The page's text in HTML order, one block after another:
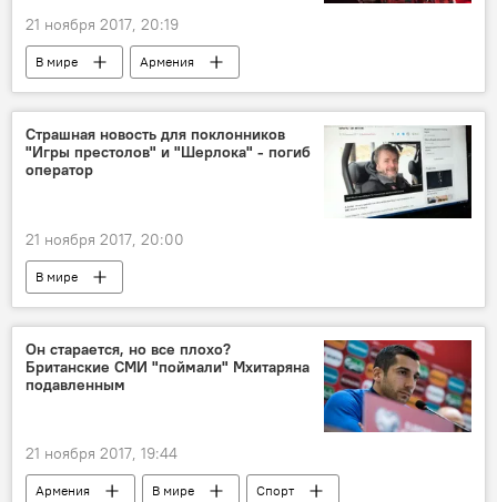
21 ноября 2017, 20:19
В мире Армения
Страшная новость для поклонников
"Игры престолов" и "Шерлока" - погиб
оператор
21 ноября 2017, 20:00
В мире
Он старается, но все плохо?
Британские СМИ "поймали" Мхитаряна
подавленным
21 ноября 2017, 19:44
Армения В мире
Спорт